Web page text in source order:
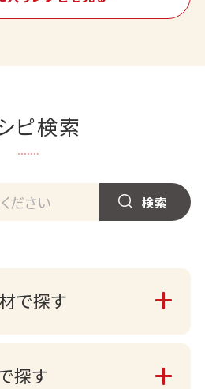
ピ検索
で探す
探す